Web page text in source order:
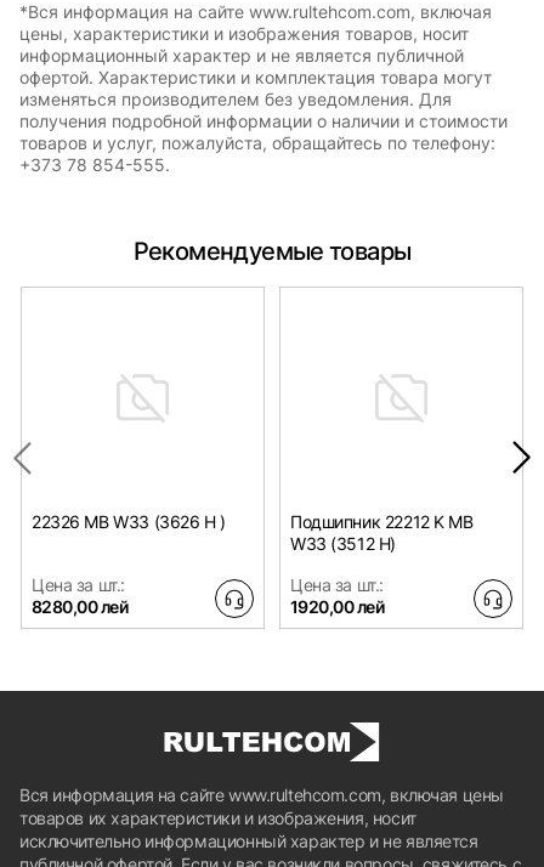
*Вся информация на сайте www.rultehcom.com, включая
цены, характеристики и изображения товаров, носит
информационный характер и не является публичной
офертой. Характеристики и комплектация товара могут
изменяться производителем без уведомления. Для
получения подробной информации о наличии и стоимости
товаров и услуг, пожалуйста, обращайтесь по телефону:
+373 78 854-555.
Рекомендуемые товары
22326 MB W33 (3626 H )
Цена за шт.:
8280,00 лей
Подшипник 22212 K MB
W33 (3512 H)
Цена за шт.:
1920,00 лей
Вся информация на сайте www.rultehcom.com, включая цены
товаров их характеристики и изображения, носит
исключительно информационный характер и не является